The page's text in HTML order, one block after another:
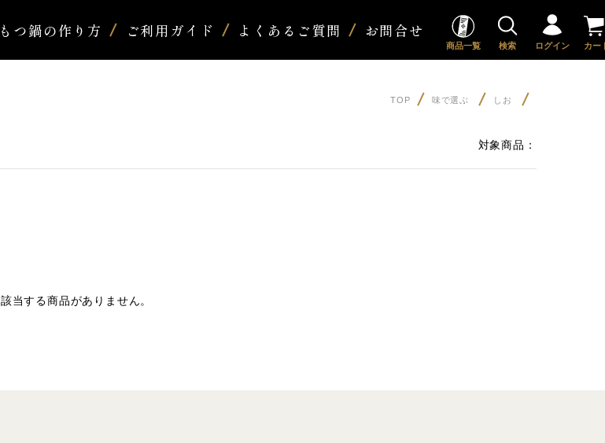
もつ鍋の作り方 ご利用ガイド よくあるご質問 お問合せ
商品一覧 検索 ログイン カー
TOP 味で選ぶ しお
対象商品：
該当する商品がありません。